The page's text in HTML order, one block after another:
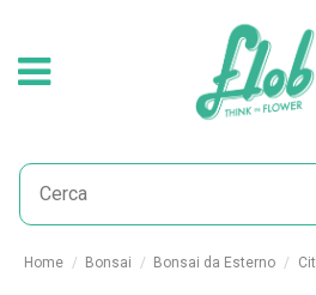
Home Bonsai Bonsai da Esterno